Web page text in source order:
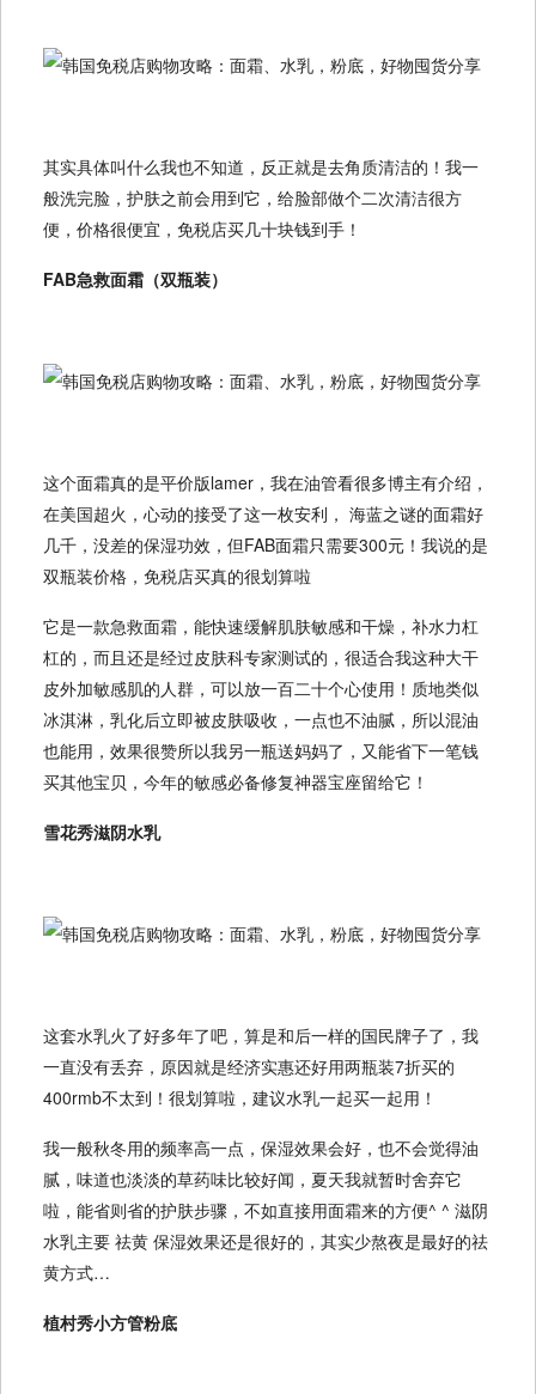
其实具体叫什么我也不知道，反正就是去角质清洁的！我一
般洗完脸，护肤之前会用到它，给脸部做个二次清洁很方
便，价格很便宜，免税店买几十块钱到手！
FAB急救面霜（双瓶装）
这个面霜真的是平价版lamer，我在油管看很多博主有介绍，
在美国超火，心动的接受了这一枚安利， 海蓝之谜的面霜好
几千，没差的保湿功效，但FAB面霜只需要300元！我说的是
双瓶装价格，免税店买真的很划算啦
它是一款急救面霜，能快速缓解肌肤敏感和干燥，补水力杠
杠的，而且还是经过皮肤科专家测试的，很适合我这种大干
皮外加敏感肌的人群，可以放一百二十个心使用！质地类似
冰淇淋，乳化后立即被皮肤吸收，一点也不油腻，所以混油
也能用，效果很赞所以我另一瓶送妈妈了，又能省下一笔钱
买其他宝贝，今年的敏感必备修复神器宝座留给它！
雪花秀滋阴水乳
这套水乳火了好多年了吧，算是和后一样的国民牌子了，我
一直没有丢弃，原因就是经济实惠还好用两瓶装7折买的
400rmb不太到！很划算啦，建议水乳一起买一起用！
我一般秋冬用的频率高一点，保湿效果会好，也不会觉得油
腻，味道也淡淡的草药味比较好闻，夏天我就暂时舍弃它
啦，能省则省的护肤步骤，不如直接用面霜来的方便^ ^ 滋阴
水乳主要 祛黄 保湿效果还是很好的，其实少熬夜是最好的祛
黄方式…
植村秀小方管粉底